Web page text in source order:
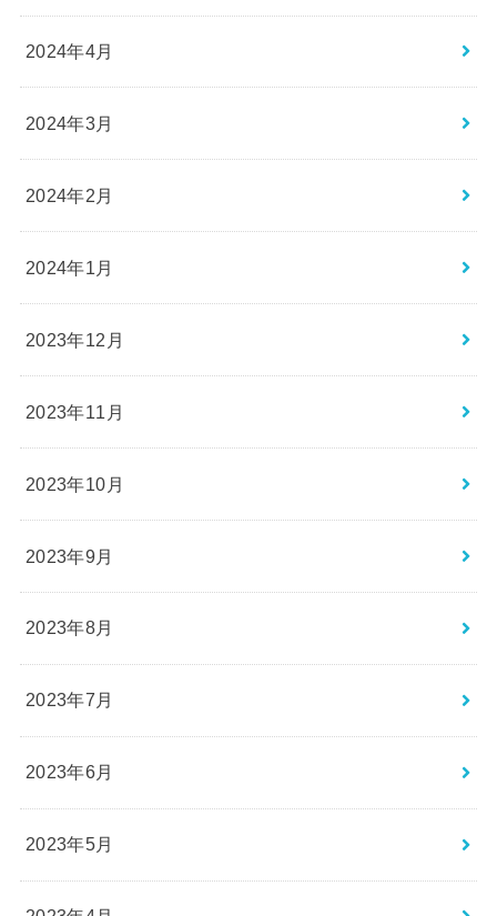
2024年4月
2024年3月
2024年2月
2024年1月
2023年12月
2023年11月
2023年10月
2023年9月
2023年8月
2023年7月
2023年6月
2023年5月